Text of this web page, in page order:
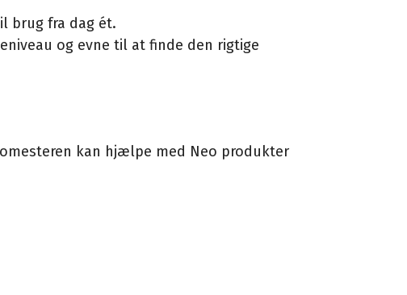
brug fra dag ét.
og evne til at finde den rigtige